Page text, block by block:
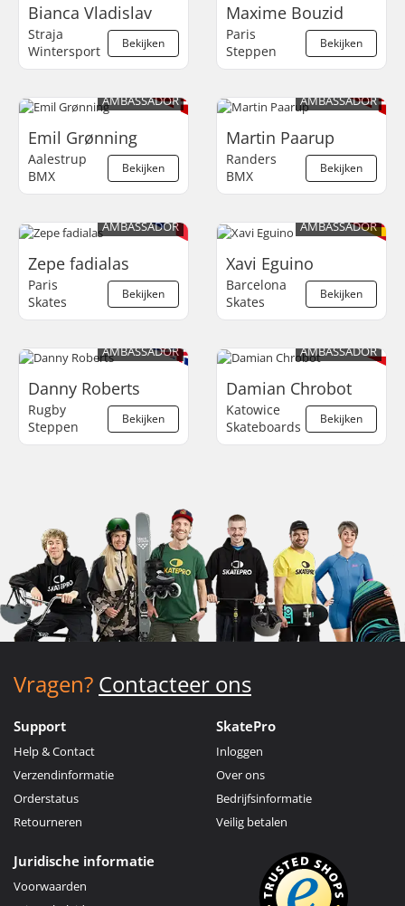
Bianca Vladislav
Bekijken
Straja
Wintersport
Maxime Bouzid
Bekijken
Paris
Steppen
AMBASSADOR
Emil Grønning
Bekijken
Aalestrup
BMX
AMBASSADOR
Martin Paarup
Bekijken
Randers
BMX
AMBASSADOR
Zepe fadialas
Bekijken
Paris
Skates
AMBASSADOR
Xavi Eguino
Bekijken
Barcelona
Skates
AMBASSADOR
Danny Roberts
Bekijken
Rugby
Steppen
AMBASSADOR
Damian Chrobot
Bekijken
Katowice
Skateboards
Vragen? Contacteer ons
Support
Help & Contact
Verzendinformatie
Orderstatus
Retourneren
SkatePro
Inloggen
Over ons
Bedrijfsinformatie
Veilig betalen
Juridische informatie
Voorwaarden